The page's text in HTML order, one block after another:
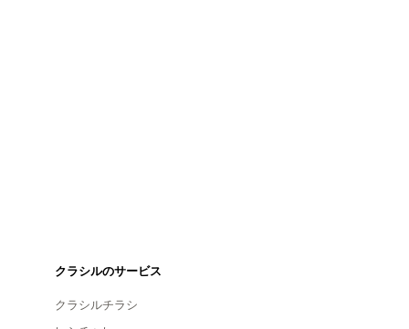
クラシルのサービス
クラシルチラシ